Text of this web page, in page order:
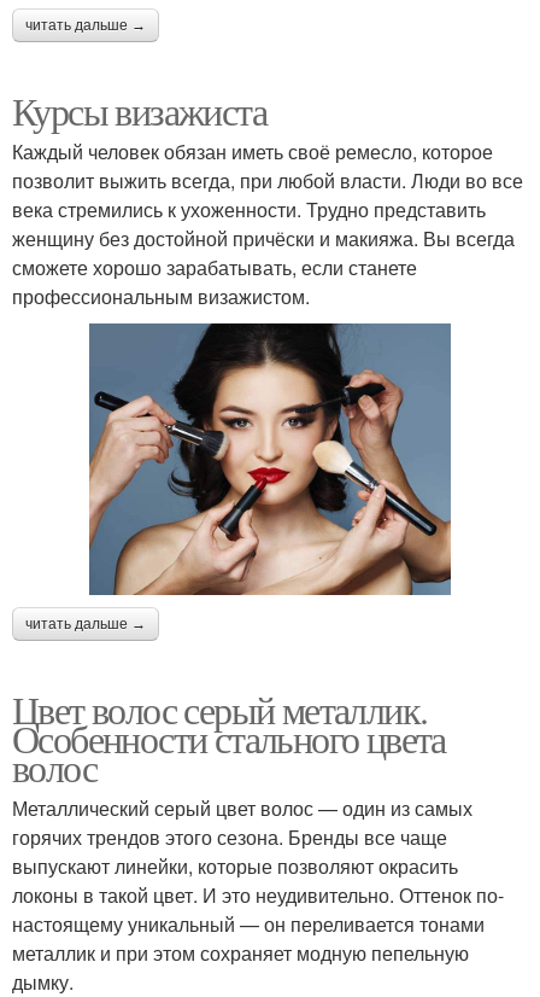
читать дальше →
Курсы визажиста
Каждый человек обязан иметь своё ремесло, которое
позволит выжить всегда, при любой власти. Люди во все
века стремились к ухоженности. Трудно представить
женщину без достойной причёски и макияжа. Вы всегда
сможете хорошо зарабатывать, если станете
профессиональным визажистом.
читать дальше →
Цвет волос серый металлик.
Особенности стального цвета
волос
Металлический серый цвет волос — один из самых
горячих трендов этого сезона. Бренды все чаще
выпускают линейки, которые позволяют окрасить
локоны в такой цвет. И это неудивительно. Оттенок по-
настоящему уникальный — он переливается тонами
металлик и при этом сохраняет модную пепельную
дымку.